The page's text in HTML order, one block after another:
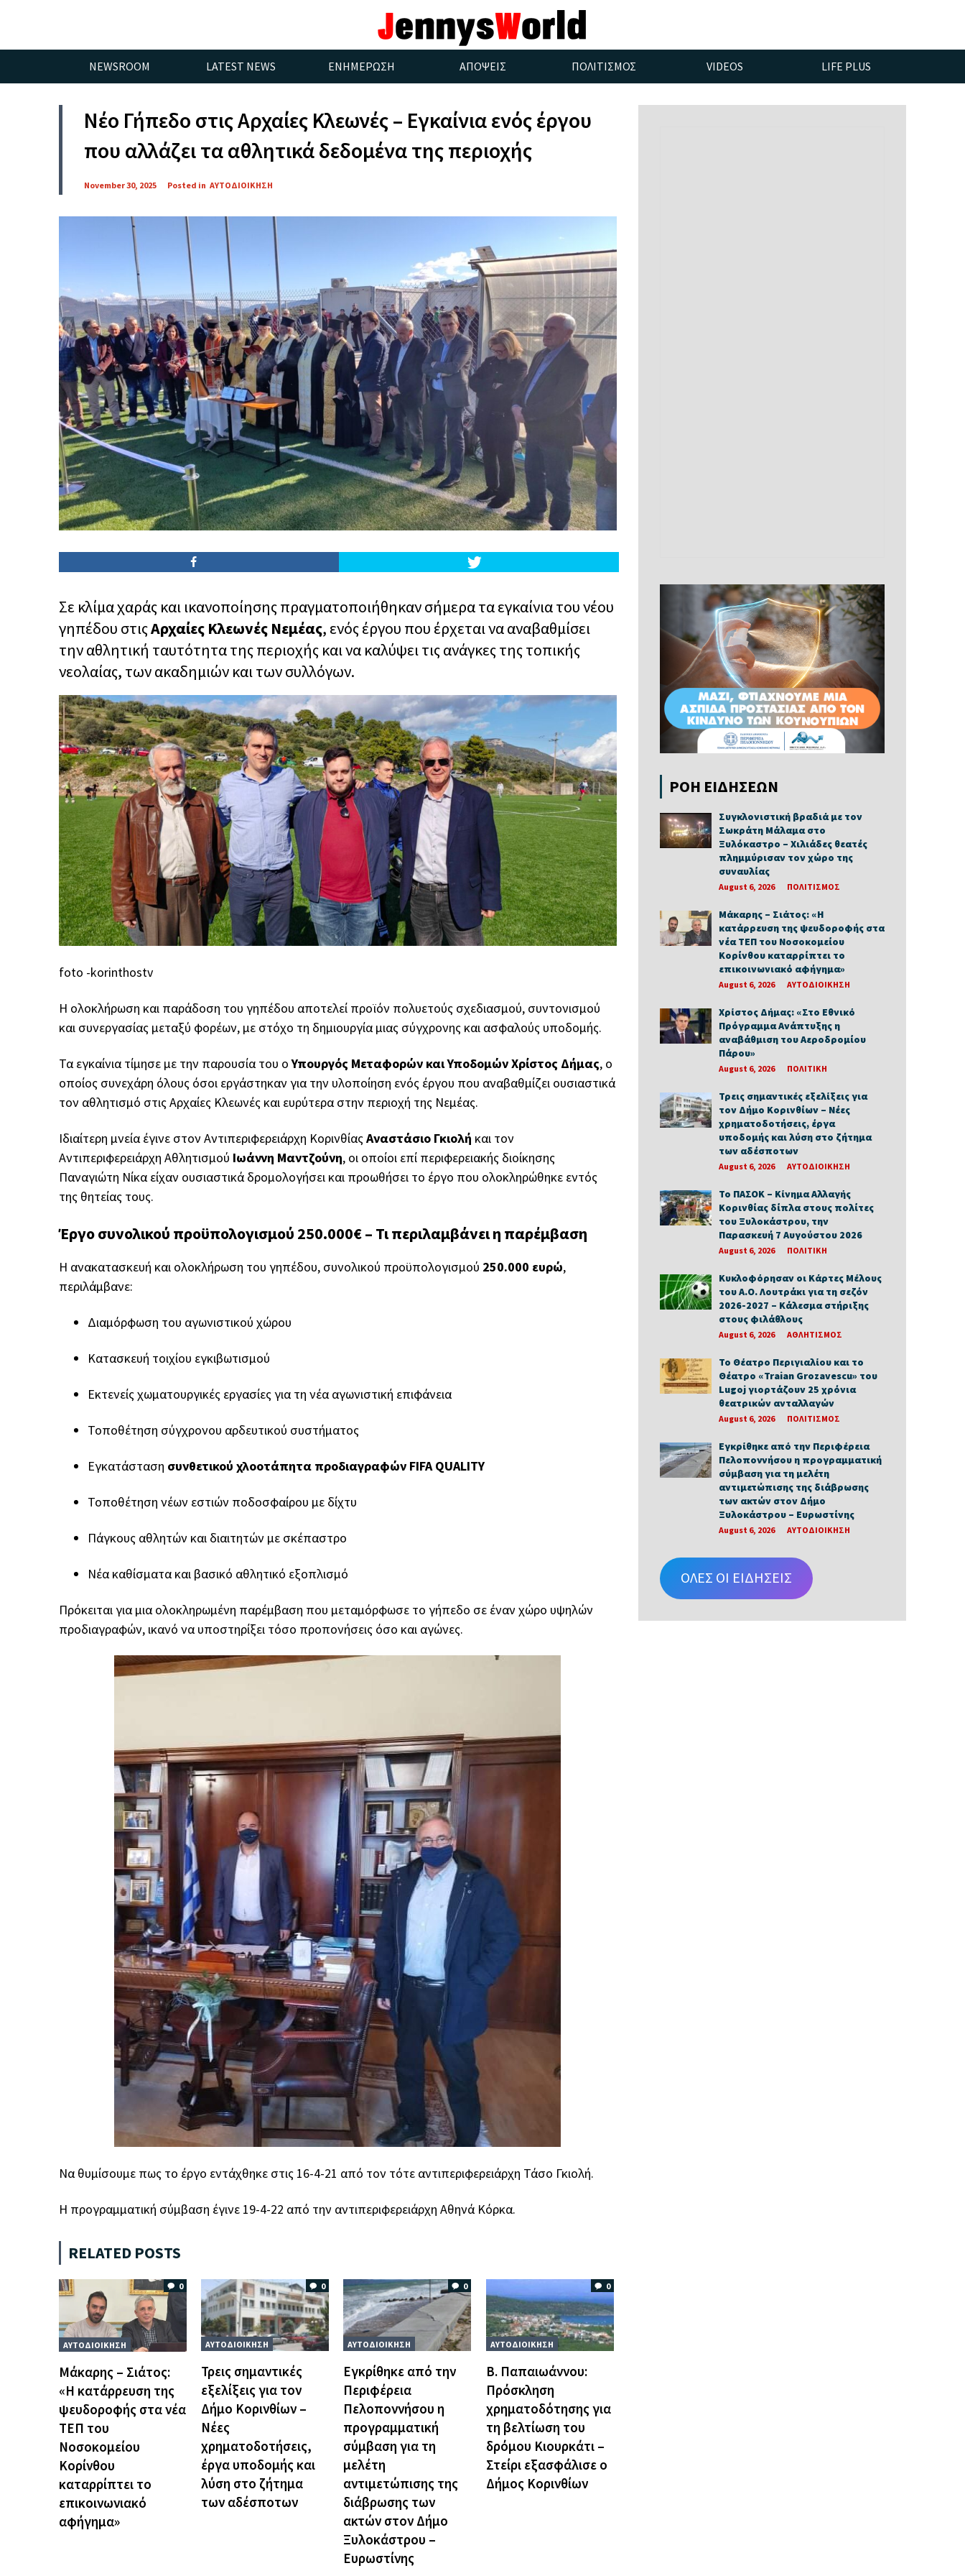
NEWSROOM LATEST NEWS ΕΝΗΜΕΡΩΣΗ ΑΠΟΨΕΙΣ ΠΟΛΙΤΙΣΜΟΣ VIDEOS LIFE PLUS
Νέο Γήπεδο στις Αρχαίες Κλεωνές – Εγκαίνια ενός έργου
που αλλάζει τα αθλητικά δεδομένα της περιοχής
November 30, 2025 Posted in ΑΥΤΟΔΙΟΙΚΗΣΗ
Σε κλίμα χαράς και ικανοποίησης πραγματοποιήθηκαν σήμερα τα εγκαίνια του νέου
γηπέδου στιςΑρχαίες Κλεωνές Νεμέας, ενός έργου που έρχεται να αναβαθμίσει
την αθλητική ταυτότητα της περιοχής και να καλύψει τις ανάγκες της τοπικής
νεολαίας, των ακαδημιών και των συλλόγων.
foto -korinthostv
Η ολοκλήρωση και παράδοση του γηπέδου αποτελεί προϊόν πολυετούς σχεδιασμού, συντονισμού
και συνεργασίας μεταξύ φορέων, με στόχο τη δημιουργία μιας σύγχρονης και ασφαλούς υποδομής.
Τα εγκαίνια τίμησε με την παρουσία του οΥπουργός Μεταφορών και Υποδομών Χρίστος Δήμας, ο
οποίος συνεχάρη όλους όσοι εργάστηκαν για την υλοποίηση ενός έργου που αναβαθμίζει ουσιαστικά
τον αθλητισμό στις Αρχαίες Κλεωνές και ευρύτερα στην περιοχή της Νεμέας.
Ιδιαίτερη μνεία έγινε στον Αντιπεριφερειάρχη ΚορινθίαςΑναστάσιο Γκιολή και τον
Αντιπεριφερειάρχη Αθλητισμού Ιωάννη Μαντζούνη, οι οποίοι επί περιφερειακής διοίκησης
Παναγιώτη Νίκα είχαν ουσιαστικά δρομολογήσει και προωθήσει το έργο που ολοκληρώθηκε εντός
της θητείας τους.
Έργο συνολικού προϋπολογισμού 250.000€ – Τι περιλαμβάνει η παρέμβαση
Η ανακατασκευή και ολοκλήρωση του γηπέδου, συνολικού προϋπολογισμού 250.000 ευρώ,
περιλάμβανε:
Διαμόρφωση του αγωνιστικού χώρου
Κατασκευή τοιχίου εγκιβωτισμού
Εκτενείς χωματουργικές εργασίες για τη νέα αγωνιστική επιφάνεια
Τοποθέτηση σύγχρονου αρδευτικού συστήματος
Εγκατάσταση συνθετικού χλοοτάπητα προδιαγραφών FIFA QUALITY
Τοποθέτηση νέων εστιών ποδοσφαίρου με δίχτυ
Πάγκους αθλητών και διαιτητών με σκέπαστρο
Νέα καθίσματα και βασικό αθλητικό εξοπλισμό
Πρόκειται για μια ολοκληρωμένη παρέμβαση που μεταμόρφωσε το γήπεδο σε έναν χώρο υψηλών
προδιαγραφών, ικανό να υποστηρίξει τόσο προπονήσεις όσο και αγώνες.
Να θυμίσουμε πως το έργο εντάχθηκε στις 16-4-21 από τον τότε αντιπεριφερειάρχη Τάσο Γκιολή.
Η προγραμματική σύμβαση έγινε 19-4-22 από την αντιπεριφερειάρχη Αθηνά Κόρκα.
RELATED POSTS
0
ΑΥΤΟΔΙΟΙΚΗΣΗ
Μάκαρης – Σιάτος:
«Η κατάρρευση της
ψευδοροφής στα νέα
ΤΕΠ του
Νοσοκομείου
Κορίνθου
καταρρίπτει το
επικοινωνιακό
αφήγημα»
0
ΑΥΤΟΔΙΟΙΚΗΣΗ
Τρεις σημαντικές
εξελίξεις για τον
Δήμο Κορινθίων –
Νέες
χρηματοδοτήσεις,
έργα υποδομής και
λύση στο ζήτημα
των αδέσποτων
0
ΑΥΤΟΔΙΟΙΚΗΣΗ
Εγκρίθηκε από την
Περιφέρεια
Πελοποννήσου η
προγραμματική
σύμβαση για τη
μελέτη
αντιμετώπισης της
διάβρωσης των
ακτών στον Δήμο
Ξυλοκάστρου –
Ευρωστίνης
0
ΑΥΤΟΔΙΟΙΚΗΣΗ
Β. Παπαιωάννου:
Πρόσκληση
χρηματοδότησης για
τη βελτίωση του
δρόμου Κιουρκάτι –
Στείρι εξασφάλισε ο
Δήμος Κορινθίων
ΡΟΗ ΕΙΔΗΣΕΩΝ
Συγκλονιστική βραδιά με τον
Σωκράτη Μάλαμα στο
Ξυλόκαστρο – Χιλιάδες θεατές
πλημμύρισαν τον χώρο της
συναυλίας
August 6, 2026 ΠΟΛΙΤΙΣΜΟΣ
Μάκαρης – Σιάτος: «Η
κατάρρευση της ψευδοροφής στα
νέα ΤΕΠ του Νοσοκομείου
Κορίνθου καταρρίπτει το
επικοινωνιακό αφήγημα»
August 6, 2026 ΑΥΤΟΔΙΟΙΚΗΣΗ
Χρίστος Δήμας: «Στο Εθνικό
Πρόγραμμα Ανάπτυξης η
αναβάθμιση του Αεροδρομίου
Πάρου»
August 6, 2026 ΠΟΛΙΤΙΚΗ
Τρεις σημαντικές εξελίξεις για
τον Δήμο Κορινθίων – Νέες
χρηματοδοτήσεις, έργα
υποδομής και λύση στο ζήτημα
των αδέσποτων
August 6, 2026 ΑΥΤΟΔΙΟΙΚΗΣΗ
Το ΠΑΣΟΚ – Κίνημα Αλλαγής
Κορινθίας δίπλα στους πολίτες
του Ξυλοκάστρου, την
Παρασκευή 7 Αυγούστου 2026
August 6, 2026 ΠΟΛΙΤΙΚΗ
Κυκλοφόρησαν οι Κάρτες Μέλους
του Α.Ο. Λουτράκι για τη σεζόν
2026-2027 – Κάλεσμα στήριξης
στους φιλάθλους
August 6, 2026 ΑΘΛΗΤΙΣΜΟΣ
Το Θέατρο Περιγιαλίου και το
Θέατρο «Traian Grozavescu» του
Lugoj γιορτάζουν 25 χρόνια
θεατρικών ανταλλαγών
August 6, 2026 ΠΟΛΙΤΙΣΜΟΣ
Εγκρίθηκε από την Περιφέρεια
Πελοποννήσου η προγραμματική
σύμβαση για τη μελέτη
αντιμετώπισης της διάβρωσης
των ακτών στον Δήμο
Ξυλοκάστρου – Ευρωστίνης
August 6, 2026 ΑΥΤΟΔΙΟΙΚΗΣΗ
ΟΛΕΣ ΟΙ ΕΙΔΗΣΕΙΣ